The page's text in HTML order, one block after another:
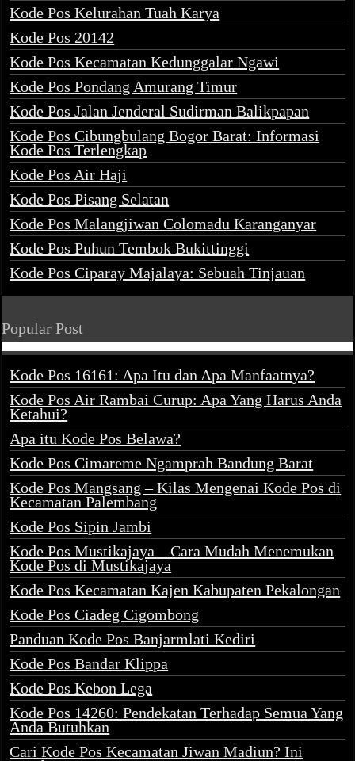
Kode Pos Kelurahan Tuah Karya
Kode Pos 20142
Kode Pos Kecamatan Kedunggalar Ngawi
Kode Pos Pondang Amurang Timur
Kode Pos Jalan Jenderal Sudirman Balikpapan
Kode Pos Cibungbulang Bogor Barat: Informasi
Kode Pos Terlengkap
Kode Pos Air Haji
Kode Pos Pisang Selatan
Kode Pos Malangjiwan Colomadu Karanganyar
Kode Pos Puhun Tembok Bukittinggi
Kode Pos Ciparay Majalaya: Sebuah Tinjauan
Popular Post
Kode Pos 16161: Apa Itu dan Apa Manfaatnya?
Kode Pos Air Rambai Curup: Apa Yang Harus Anda
Ketahui?
Apa itu Kode Pos Belawa?
Kode Pos Cimareme Ngamprah Bandung Barat
Kode Pos Mangsang – Kilas Mengenai Kode Pos di
Kecamatan Palembang
Kode Pos Sipin Jambi
Kode Pos Mustikajaya – Cara Mudah Menemukan
Kode Pos di Mustikajaya
Kode Pos Kecamatan Kajen Kabupaten Pekalongan
Kode Pos Ciadeg Cigombong
Panduan Kode Pos Banjarmlati Kediri
Kode Pos Bandar Klippa
Kode Pos Kebon Lega
Kode Pos 14260: Pendekatan Terhadap Semua Yang
Anda Butuhkan
Cari Kode Pos Kecamatan Jiwan Madiun? Ini